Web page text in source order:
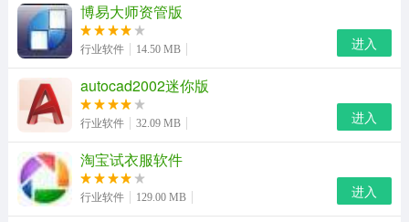
易语言5.11完美修改版功能介绍
中文语句快速录入。提供多种内嵌专用输入法，彻底解决
博易大师资管版
行业软件 14.50 MB 进入
autocad2002迷你版
行业软件 32.09 MB 进入
淘宝试衣服软件
行业软件 129.00 MB 进入